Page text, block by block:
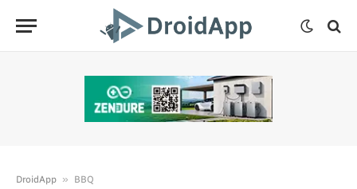
DroidApp » BBQ